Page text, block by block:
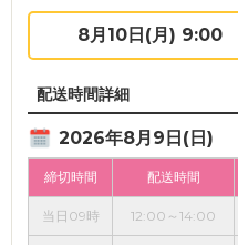
8月10日(月) 9:00
配送時間詳細
2026年8月9日(日)
締切時間 配送時間
当日09時 12:00～14:00